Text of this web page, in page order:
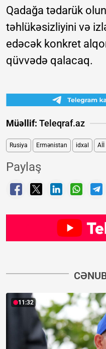
Qadağa tədarük
təhlükəsizliyini və
edəcək konkret
qüvvədə qalacaq.
Müəllif: Teleqraf.az
Rusiya Ermənistan idxal Aİİ
Paylaş
11:32